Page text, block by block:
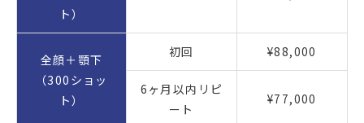
ト）
全顔＋顎下
（300ショッ
ト）
初回 ¥88,000
6ヶ月以内リピ
ート
¥77,000